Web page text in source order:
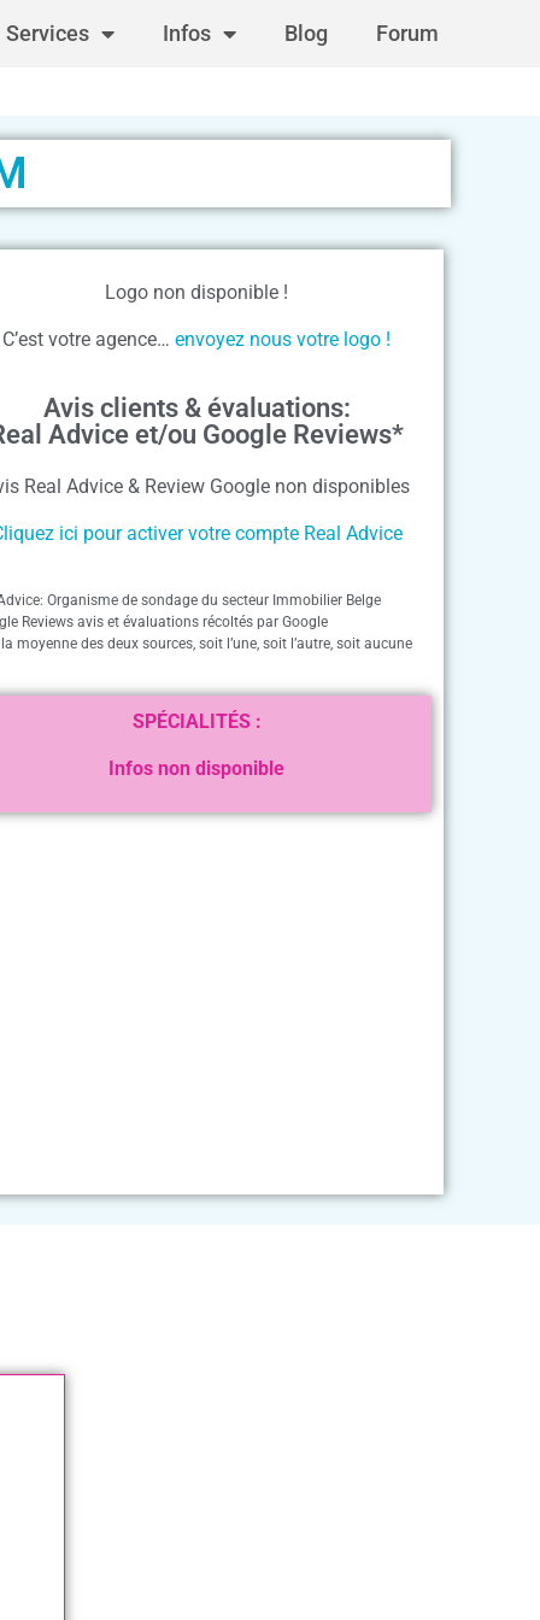
Services Infos Blog Forum
Logo non disponible !
C’est votre agence…envoyez nous votre logo !
Avis clients & évaluations:
Advice et/ou Google Reviews*
Real Advice & Review Google non disponibles
ici pour activer votre compte Real Advice
Organisme de sondage du secteur Immobilier Belge
Reviews avis et évaluations récoltés par Google
moyenne des deux sources, soit l’une, soit l’autre, soit aucune
SPÉCIALITÉS :
Infos non disponible